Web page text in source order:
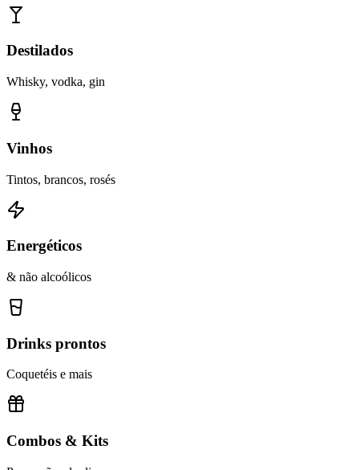
Destilados
Whisky, vodka, gin
Vinhos
Tintos, brancos, rosés
Energéticos
& não alcoólicos
Drinks prontos
Coquetéis e mais
Combos & Kits